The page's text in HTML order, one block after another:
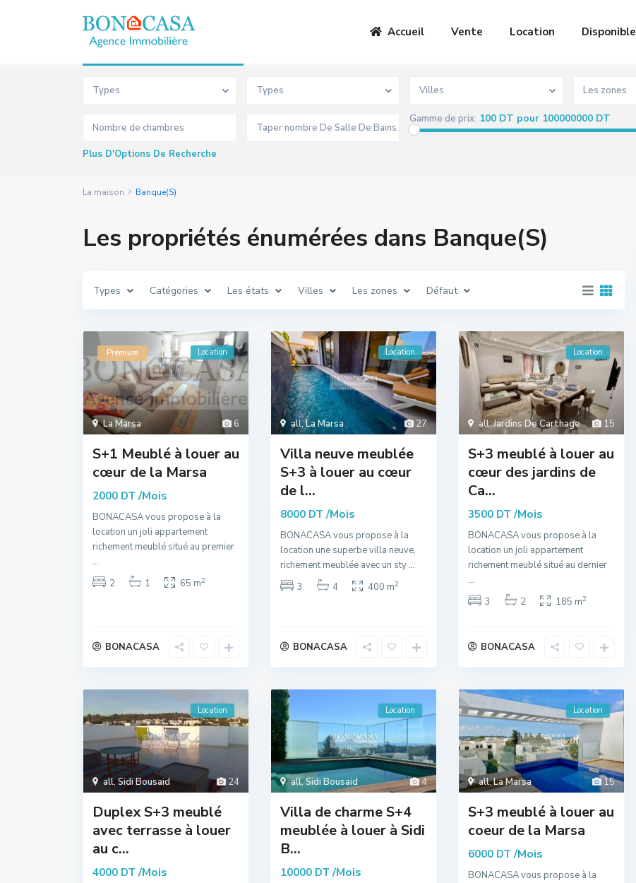
Accueil Vente Location Disponible
Recherche Avancée
Types Types Villes Les zones
Gamme de prix: 100 DT pour 100000000 DT
Plus D'Options De Recherche
La maison Banque(S)
Les propriétés énumérées dans Banque(S)
Types Catégories Les états Villes Les zones Défaut
6
La Marsa
Premium Location
S+1 Meublé à louer au
cœur de la Marsa
2000 DT/Mois
BONACASA vous propose à la
location un joli appartement
richement meublé situé au premier
...
2
1 65 m2
BONACASA
27
all,La Marsa
Location
Villa neuve meublée
S+3 à louer au cœur
de l...
8000 DT/Mois
BONACASA vous propose à la
location une superbe villa neuve,
richement meublée avec un sty...
3
4 400 m2
BONACASA
15
all,Jardins De Carthage
Location
S+3 meublé à louer au
cœur des jardins de
Ca...
3500 DT/Mois
BONACASA vous propose à la
location un joli appartement
richement meublé situé au dernier
...
3
2 185 m2
BONACASA
24
all,Sidi Bousaid
Location
Duplex S+3 meublé
avec terrasse à louer
au c...
4000 DT/Mois
4
all,Sidi Bousaid
Location
Villa de charme S+4
meublée à louer à Sidi
B...
10000 DT/Mois
15
all,La Marsa
Location
S+3 meublé à louer au
coeur de la Marsa
6000 DT/Mois
BONACASA vous propose à la